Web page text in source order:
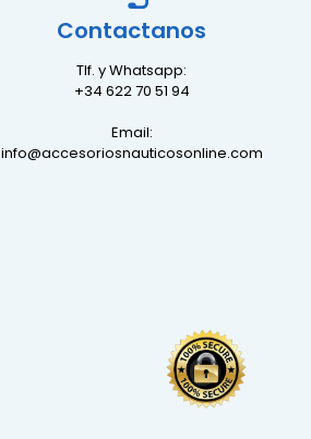
Contactanos
Tlf. y Whatsapp:
+34 622 70 51 94
Email:
info@accesoriosnauticosonline.com